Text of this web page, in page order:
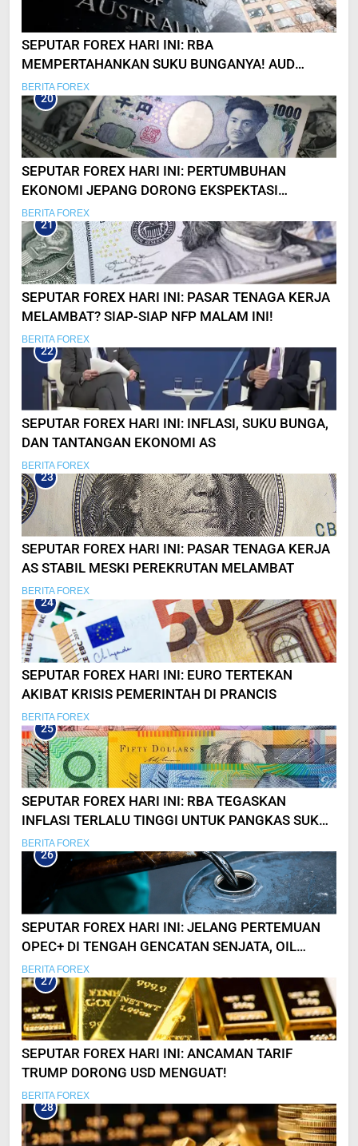
SEPUTAR FOREX HARI INI: RBA
MEMPERTAHANKAN SUKU BUNGANYA! AUD
MASIH LEMAH
BERITA FOREX
20
SEPUTAR FOREX HARI INI: PERTUMBUHAN
EKONOMI JEPANG DORONG EKSPEKTASI
KENAIKAN SUKU BUNGA
BERITA FOREX
21
SEPUTAR FOREX HARI INI: PASAR TENAGA KERJA
MELAMBAT? SIAP-SIAP NFP MALAM INI!
BERITA FOREX
22
SEPUTAR FOREX HARI INI: INFLASI, SUKU BUNGA,
DAN TANTANGAN EKONOMI AS
BERITA FOREX
23
SEPUTAR FOREX HARI INI: PASAR TENAGA KERJA
AS STABIL MESKI PEREKRUTAN MELAMBAT
BERITA FOREX
24
SEPUTAR FOREX HARI INI: EURO TERTEKAN
AKIBAT KRISIS PEMERINTAH DI PRANCIS
BERITA FOREX
25
SEPUTAR FOREX HARI INI: RBA TEGASKAN
INFLASI TERLALU TINGGI UNTUK PANGKAS SUKU
BUNGA
BERITA FOREX
26
SEPUTAR FOREX HARI INI: JELANG PERTEMUAN
OPEC+ DI TENGAH GENCATAN SENJATA, OIL
MELEMAH!
BERITA FOREX
27
SEPUTAR FOREX HARI INI: ANCAMAN TARIF
TRUMP DORONG USD MENGUAT!
BERITA FOREX
28